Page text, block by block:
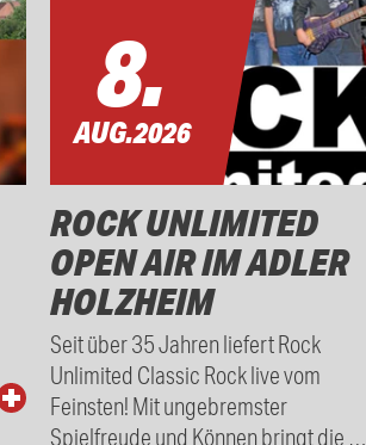
8.
AUG.2026
ROCK UNLIMITED
OPEN AIR IM ADLER
HOLZHEIM
Seit über 35 Jahren liefert Rock
Unlimited Classic Rock live vom
Feinsten! Mit ungebremster
Spielfreude und Können bringt die …